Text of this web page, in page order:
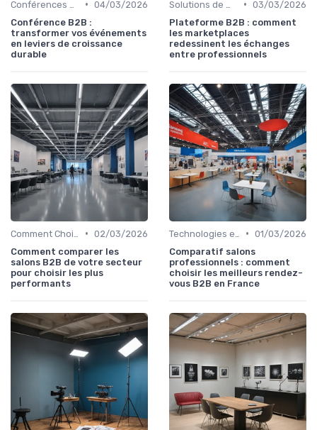
• 04/03/2026
Conférence B2B :
transformer vos événements
en leviers de croissance
durable
• 03/03/2026
Plateforme B2B : comment
les marketplaces
redessinent les échanges
entre professionnels
• 02/03/2026
Comment comparer les
salons B2B de votre secteur
pour choisir les plus
performants
• 01/03/2026
Comparatif salons
professionnels : comment
choisir les meilleurs rendez-
vous B2B en France